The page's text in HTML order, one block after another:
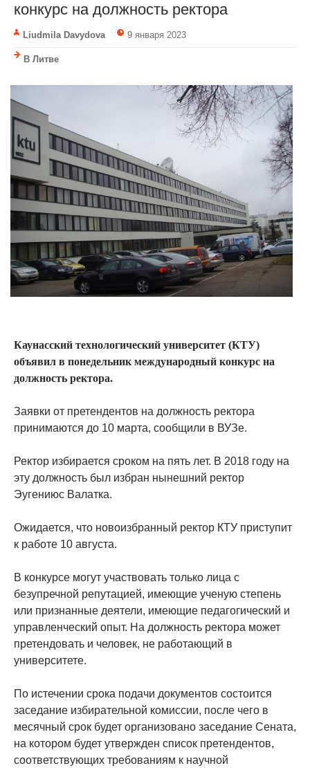
конкурс на должность ректора
Liudmila Davydova 9 января 2023
В Литве
Каунасский технологический университет (КТУ)
объявил в понедельник международный конкурс на
должность ректора.
Заявки от претендентов на должность ректора
принимаются до 10 марта, сообщили в ВУЗе.
Ректор избирается сроком на пять лет. В 2018 году на
эту должность был избран нынешний ректор
Эугениюс Валатка.
Ожидается, что новоизбранный ректор КТУ приступит
к работе 10 августа.
В конкурсе могут участвовать только лица с
безупречной репутацией, имеющие ученую степень
или признанные деятели, имеющие педагогический и
управленческий опыт. На должность ректора может
претендовать и человек, не работающий в
университете.
По истечении срока подачи документов состоится
заседание избирательной комиссии, после чего в
месячный срок будет организовано заседание Сената,
на котором будет утвержден список претендентов,
соответствующих требованиям к научной